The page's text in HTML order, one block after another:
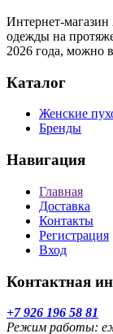
Интернет-магазин
одежды на
2026 года, можно
Каталог
Женские
Бренды
Навигация
Главная
Доставка
Контакты
Регистрация
Вход
Контактная
+7 926 196 58 81
Режим работы: